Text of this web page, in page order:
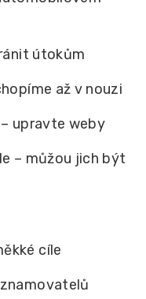
útokům
až v nouzi
upravte weby
– můžou jich být
cíle